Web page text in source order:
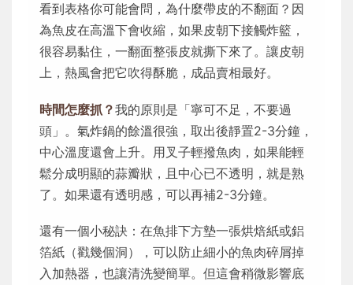
看到表格你可能會問，為什麼帶皮的不翻面？因
為魚皮在高溫下會收縮，如果皮朝下接觸炸籃，
很容易黏住，一翻面整張皮就撕下來了。讓皮朝
上，熱風會把它吹得酥脆，成品賣相最好。
時間怎麼抓？我的原則是「寧可不足，不要過
頭」。氣炸鍋的餘溫很強，取出後靜置2-3分鐘，
中心溫度還會上升。用叉子輕撥魚肉，如果能輕
鬆分成明顯的蒜瓣狀，且中心已不透明，就是熟
了。如果還有透明感，可以再補2-3分鐘。
還有一個小秘訣：在魚排下方墊一張烘焙紙或鋁
箔紙（戳幾個洞），可以防止細小的魚肉碎屑掉
入加熱器，也讓清洗變簡單。但這會稍微影響底